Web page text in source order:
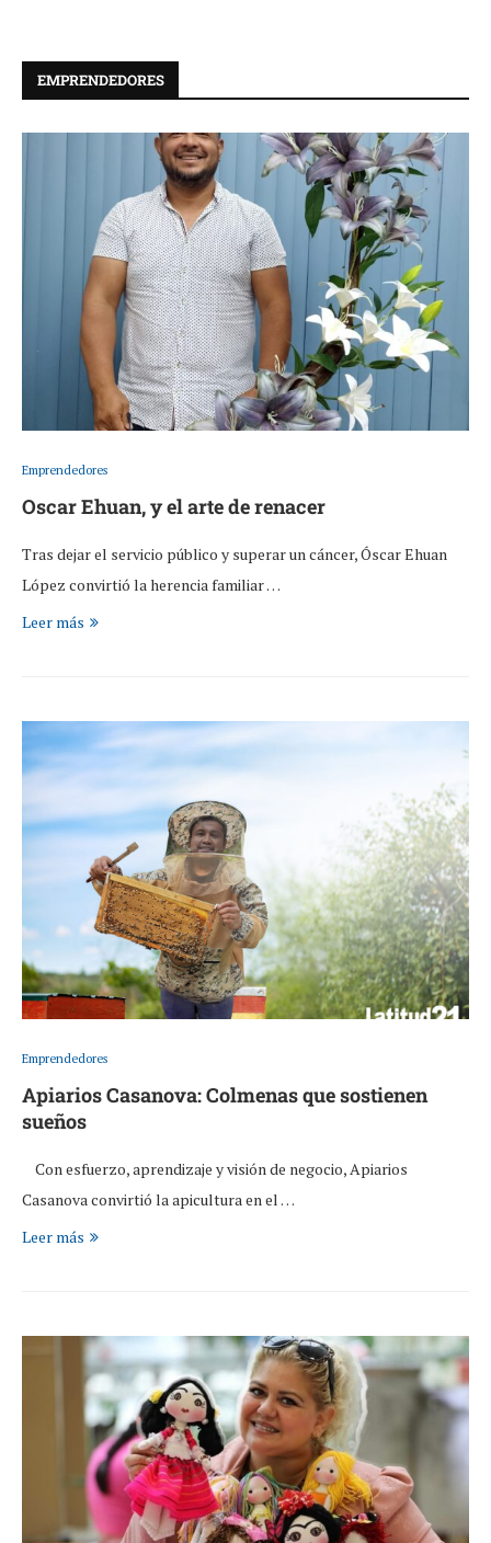
EMPRENDEDORES
Emprendedores
Oscar Ehuan, y el arte de renacer
Tras dejar el servicio público y superar un cáncer, Óscar Ehuan
López convirtió la herencia familiar …
Leer más
Emprendedores
Apiarios Casanova: Colmenas que sostienen
sueños
Con esfuerzo, aprendizaje y visión de negocio, Apiarios
Casanova convirtió la apicultura en el …
Leer más